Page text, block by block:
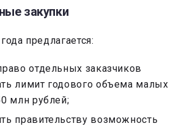
закупки
предлагается:
отдельных заказчиков
лимит годового объема малых
млн рублей;
правительству возможность